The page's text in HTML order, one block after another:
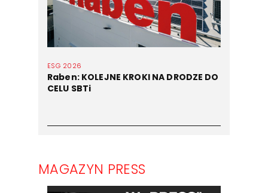
ESG 2026
Raben: KOLEJNE KROKI NA DRODZE DO
CELU SBTi
MAGAZYN PRESS